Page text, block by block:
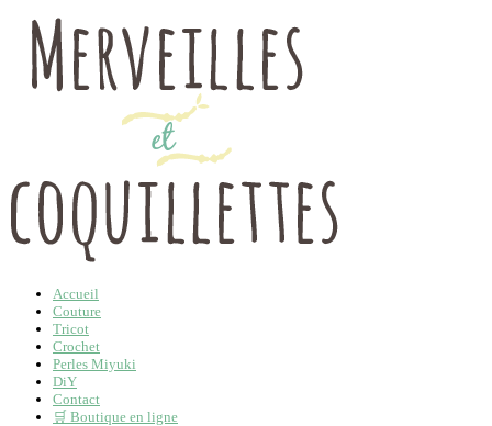
Accueil
Couture
Tricot
Crochet
Perles Miyuki
DiY
Contact
🛒 Boutique en ligne